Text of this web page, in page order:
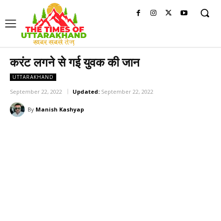
करंट लगने से गई युवक की जान
UTTARAKHAND
September 22, 2022 Updated: September 22, 2022
By Manish Kashyap